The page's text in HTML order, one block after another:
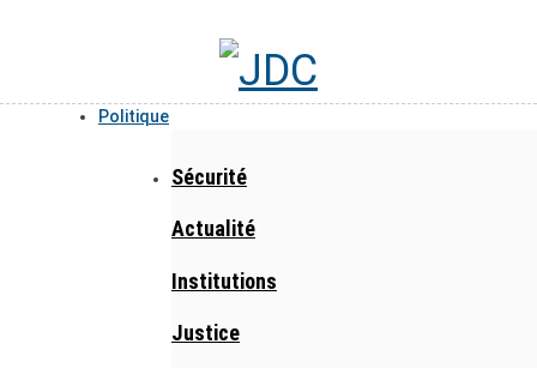
Politique
Sécurité
Actualité
Institutions
Justice